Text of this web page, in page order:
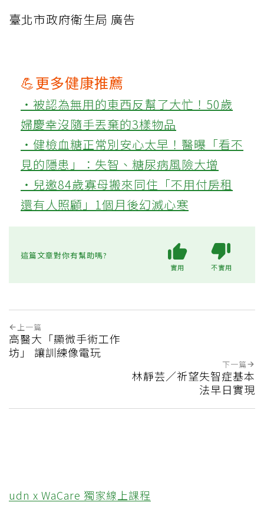
臺北市政府衛生局 廣告
💪更多健康推薦
‧被認為無用的東西反幫了大忙！50歲
婦慶幸沒隨手丟棄的3樣物品
‧健檢血糖正常別安心太早！醫曝「看不
見的隱患」：失智、糖尿病風險大增
‧兒邀84歲寡母搬來同住「不用付房租
還有人照顧」1個月後幻滅心寒
這篇文章對你有幫助嗎?
實用 不實用
上一篇
高醫大「顯微手術工作
坊」 讓訓練像電玩
下一篇
林靜芸／祈望失智症基本
法早日實現
udn x WaCare 獨家線上課程